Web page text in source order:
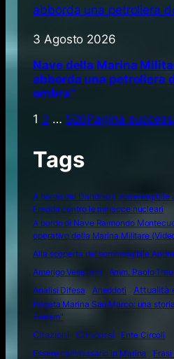
3 Agosto 2026
Nave della Marina
abborda una petroliera
ombra”
1 2 … 526Pagina
Tags
A bordo del Dandolo il
Fredda contro le minacce nucleari
A bordo di Nave Raimondo
operativo della Marina Militare
Alla scoperta del sommergibile
Amerigo Vespucci
Amm. Paolo Treu
Analisi Difesa
Aneddoti Attualità
Brigata Marina San Marco: una
Terram"
Citazioni
Concorsi
Ente Circoli
Essere commissario in Marina